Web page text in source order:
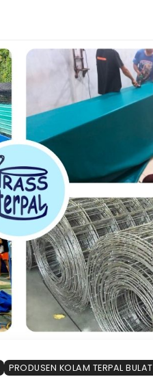
PRODUSEN KOLAM TERPAL BULAT